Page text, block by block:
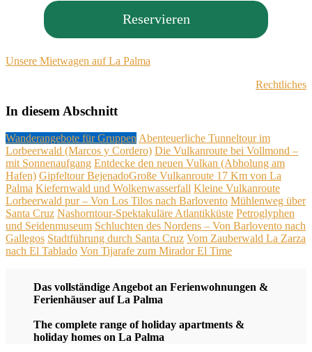
Reservieren
Unsere Mietwagen auf La Palma
Rechtliches
In diesem Abschnitt
Wanderangebote für Gruppen Abenteuerliche Tunneltour im
Lorbeerwald (Marcos y Cordero) Die Vulkanroute bei Vollmond –
mit Sonnenaufgang Entdecke den neuen Vulkan (Abholung am
Hafen) Gipfeltour Bejenado​Große Vulkanroute 17 Km von La
Palma Kiefernwald und Wolkenwasserfall Kleine Vulkanroute​
Lorbeerwald pur – Von Los Tilos nach Barlovento Mühlenweg über
Santa Cruz Nashorntour-Spektakuläre Atlantikküste Petroglyphen
und Seidenmuseum Schluchten des Nordens – Von Barlovento nach
Gallegos Stadtführung durch Santa Cruz Vom Zauberwald La Zarza
nach El Tablado Von Tijarafe zum Mirador El Time
Das vollständige Angebot an Ferienwohnungen &
Ferienhäuser auf La Palma
The complete range of holiday apartments &
holiday homes on La Palma